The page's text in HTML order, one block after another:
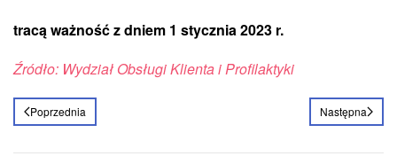
tracą ważność z dniem 1 stycznia 2023 r.
Źródło: Wydział Obsługi Klienta i Profilaktyki
Poprzednia Następna